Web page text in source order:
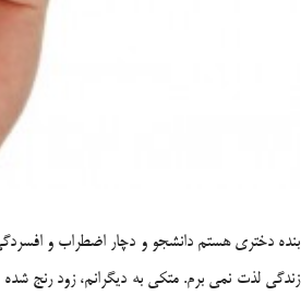
بنده دختري هستم دانشجو و دچار اضطراب و
زندگي لذت نمي برم. متكي به ديگرانم، زود رنج